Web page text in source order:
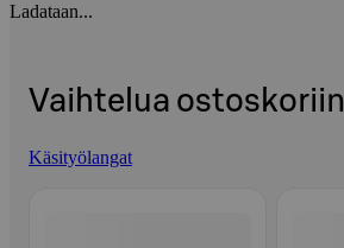
Ladataan...
Vaihtelua ostoskoriin
Käsityölangat